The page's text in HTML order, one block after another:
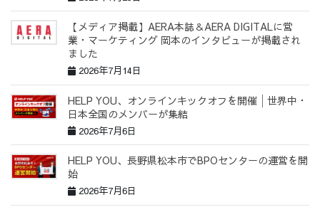
【メディア掲載】AERA本誌＆AERA DIGITALに営
業・マーケティング 岡本のインタビューが掲載され
ました
2026年7月14日
HELP YOU、オンラインキックオフを開催│世界中・
日本全国のメンバーが集結
2026年7月6日
HELP YOU、長野県松本市でBPOセンターの運営を開
始
2026年7月6日